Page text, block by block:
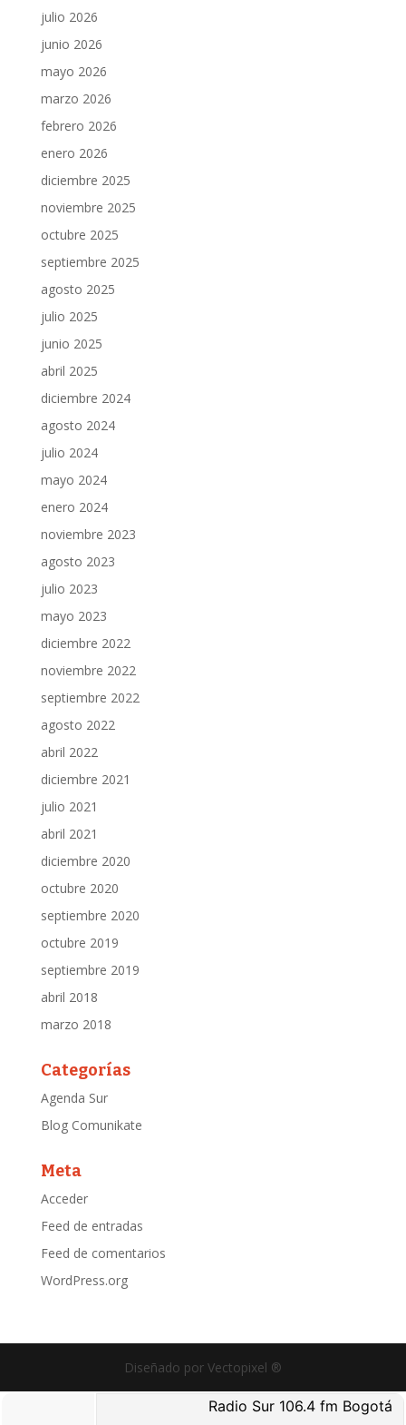
julio 2026
junio 2026
mayo 2026
marzo 2026
febrero 2026
enero 2026
diciembre 2025
noviembre 2025
octubre 2025
septiembre 2025
agosto 2025
julio 2025
junio 2025
abril 2025
diciembre 2024
agosto 2024
julio 2024
mayo 2024
enero 2024
noviembre 2023
agosto 2023
julio 2023
mayo 2023
diciembre 2022
noviembre 2022
septiembre 2022
agosto 2022
abril 2022
diciembre 2021
julio 2021
abril 2021
diciembre 2020
octubre 2020
septiembre 2020
octubre 2019
septiembre 2019
abril 2018
marzo 2018
Categorías
Agenda Sur
Blog Comunikate
Meta
Acceder
Feed de entradas
Feed de comentarios
WordPress.org
Diseñado por Vectopixel ®